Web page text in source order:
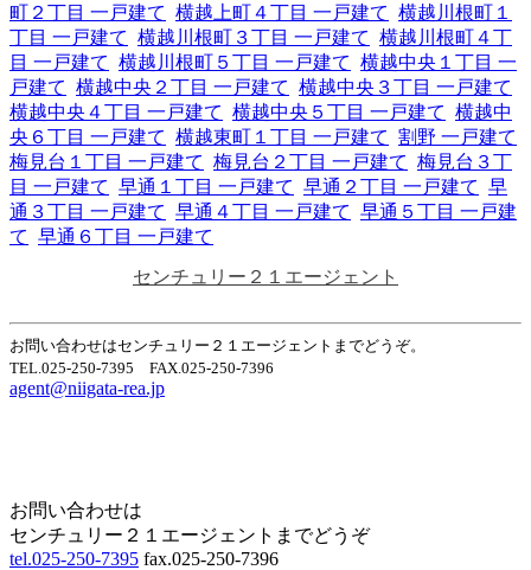
町２丁目 一戸建て 横越上町４丁目 一戸建て 横越川根町１
丁目 一戸建て 横越川根町３丁目 一戸建て 横越川根町４丁
目 一戸建て 横越川根町５丁目 一戸建て 横越中央１丁目 一
戸建て 横越中央２丁目 一戸建て 横越中央３丁目 一戸建て
横越中央４丁目 一戸建て 横越中央５丁目 一戸建て 横越中
央６丁目 一戸建て 横越東町１丁目 一戸建て 割野 一戸建て
梅見台１丁目 一戸建て 梅見台２丁目 一戸建て 梅見台３丁
目 一戸建て 早通１丁目 一戸建て 早通２丁目 一戸建て 早
通３丁目 一戸建て 早通４丁目 一戸建て 早通５丁目 一戸建
て 早通６丁目 一戸建て
センチュリー２１エージェント
お問い合わせはセンチュリー２１エージェントまでどうぞ。
TEL.025-250-7395 FAX.025-250-7396
agent@niigata-rea.jp
お問い合わせは
センチュリー２１エージェントまでどうぞ
tel.025-250-7395 fax.025-250-7396